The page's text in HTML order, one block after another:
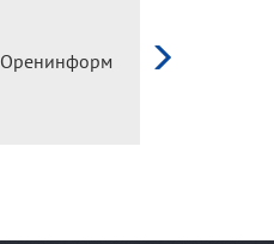
Оренинформ